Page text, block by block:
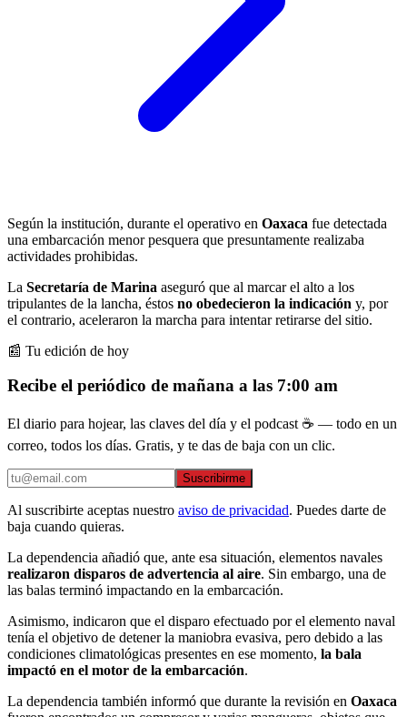
Según la institución, durante el operativo en Oaxaca fue detectada
una embarcación menor pesquera que presuntamente realizaba
actividades prohibidas.
La Secretaría de Marina aseguró que al marcar el alto a los
tripulantes de la lancha, éstos no obedecieron la indicación y, por
el contrario, aceleraron la marcha para intentar retirarse del sitio.
📰 Tu edición de hoy
Recibe el periódico de mañana a las 7:00 am
El diario para hojear, las claves del día y el podcast ☕ — todo en un
correo, todos los días. Gratis, y te das de baja con un clic.
Suscribirme
Al suscribirte aceptas nuestro aviso de privacidad. Puedes darte de
baja cuando quieras.
La dependencia añadió que, ante esa situación, elementos navales
realizaron disparos de advertencia al aire. Sin embargo, una de
las balas terminó impactando en la embarcación.
Asimismo, indicaron que el disparo efectuado por el elemento naval
tenía el objetivo de detener la maniobra evasiva, pero debido a las
condiciones climatológicas presentes en ese momento, la bala
impactó en el motor de la embarcación.
La dependencia también informó que durante la revisión en Oaxaca